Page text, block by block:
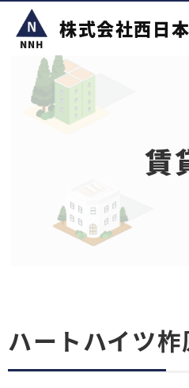
賃
株式会社西日
ハートハイツ